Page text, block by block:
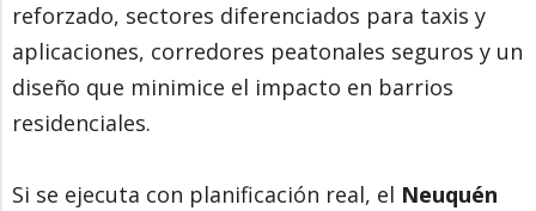
reforzado, sectores diferenciados para taxis y
aplicaciones, corredores peatonales seguros y un
diseño que minimice el impacto en barrios
residenciales.
Si se ejecuta con planificación real, el Neuquén